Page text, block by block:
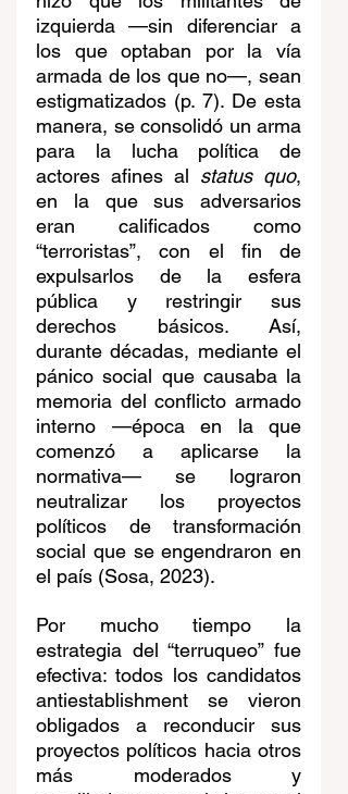
izquierda —sin diferenciar a
los que optaban por la vía
armada de los que no—, sean
estigmatizados (p. 7). De esta
manera, se consolidó un arma
para la lucha política de
actores afines al status quo,
en la que sus adversarios
eran calificados como
“terroristas”, con el fin de
expulsarlos de la esfera
pública y restringir sus
derechos básicos. Así,
durante décadas, mediante el
pánico social que causaba la
memoria del conflicto armado
interno —época en la que
comenzó a aplicarse la
normativa— se lograron
neutralizar los proyectos
políticos de transformación
social que se engendraron en
el país (Sosa, 2023).
Por mucho tiempo la
estrategia del “terruqueo” fue
efectiva: todos los candidatos
antiestablishment se vieron
obligados a reconducir sus
proyectos políticos hacia otros
más moderados y